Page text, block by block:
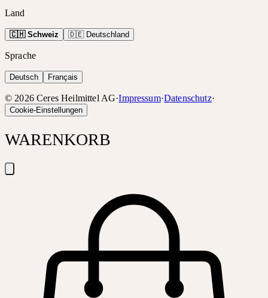
Land
🇨🇭 Schweiz 🇩🇪 Deutschland
Sprache
Deutsch Français
© 2026 Ceres Heilmittel AG·Impressum·Datenschutz·
Cookie-Einstellungen
WARENKORB